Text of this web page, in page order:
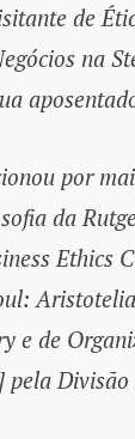
de
na
por
da
Ethics
e de
Divisão